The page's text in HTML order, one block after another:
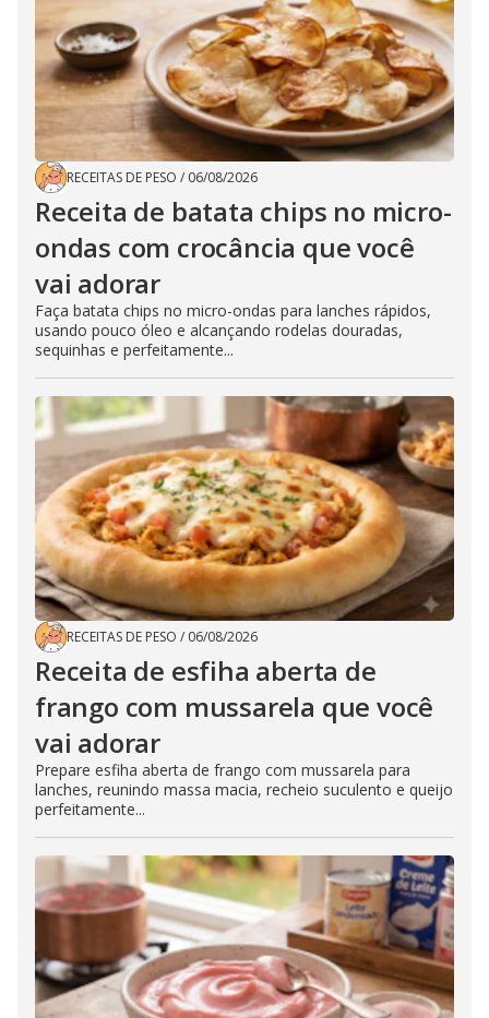
RECEITAS DE PESO / 06/08/2026
Receita de batata chips no micro-
ondas com crocância que você
vai adorar
Faça batata chips no micro-ondas para lanches rápidos,
usando pouco óleo e alcançando rodelas douradas,
sequinhas e perfeitamente...
RECEITAS DE PESO / 06/08/2026
Receita de esfiha aberta de
frango com mussarela que você
vai adorar
Prepare esfiha aberta de frango com mussarela para
lanches, reunindo massa macia, recheio suculento e queijo
perfeitamente...